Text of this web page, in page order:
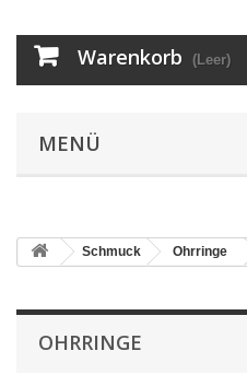
Warenkorb (Leer)
MENÜ
Schmuck Ohrringe
OHRRINGE